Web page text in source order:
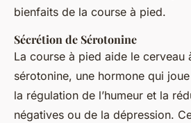
bienfaits de la course à pied.
Sécrétion de Sérotonine
La course à pied aide le cerveau
sérotonine, une hormone qui
la régulation de l’humeur et la
négatives ou de la dépression.